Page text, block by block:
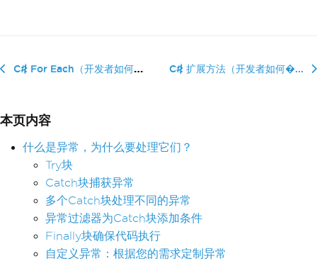
C# For Each（开发者如何使用） C# 扩展方法（开发者如何�...
本页内容
什么是异常，为什么要处理它们？
Try块
Catch块捕获异常
多个Catch块处理不同的异常
异常过滤器为Catch块添加条件
Finally块确保代码执行
自定义异常：根据您的需求定制异常